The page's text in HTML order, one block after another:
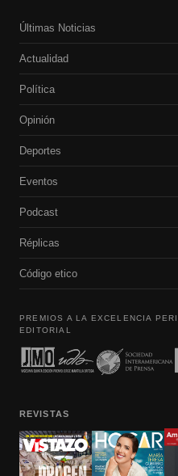
Últimas Noticias
Actualidad
Política
Opinión
Deportes
Eventos
Podcast
Réplicas
Código etico
PREMIOS A LA EXCELENCIA
EDITORIAL
REVISTAS